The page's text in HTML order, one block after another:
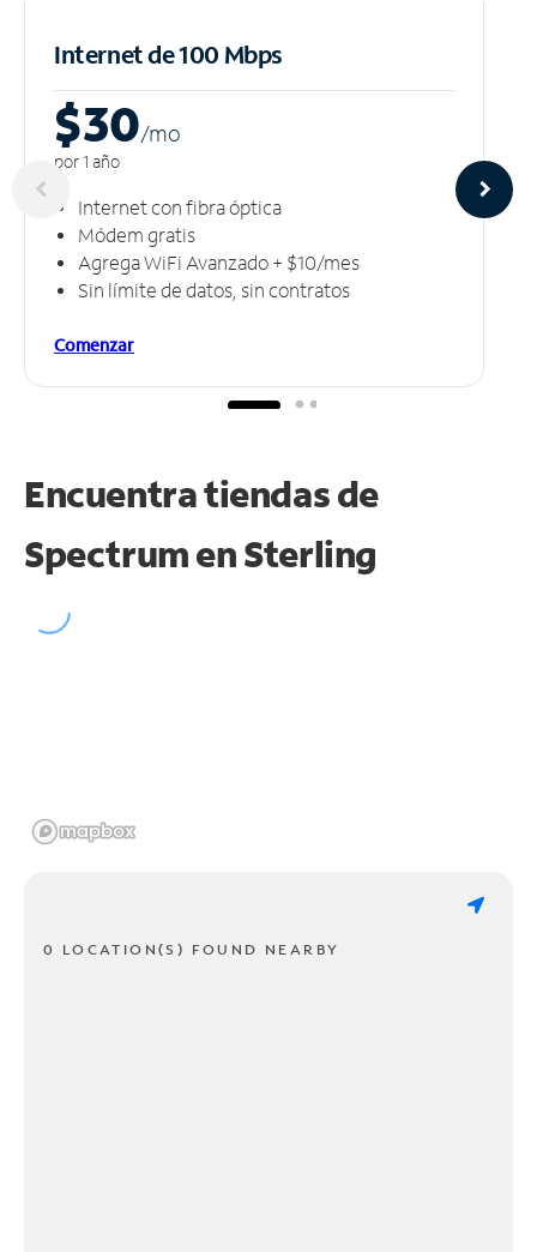
Internet de 100 Mbps
$30/mo
por 1 año
Internet con fibra óptica
Módem gratis
Agrega WiFi Avanzado + $10/mes
Sin límite de datos, sin contratos
Comenzar
Encuentra tiendas de
Spectrum enSterling
0 LOCATION(S) FOUND NEARBY